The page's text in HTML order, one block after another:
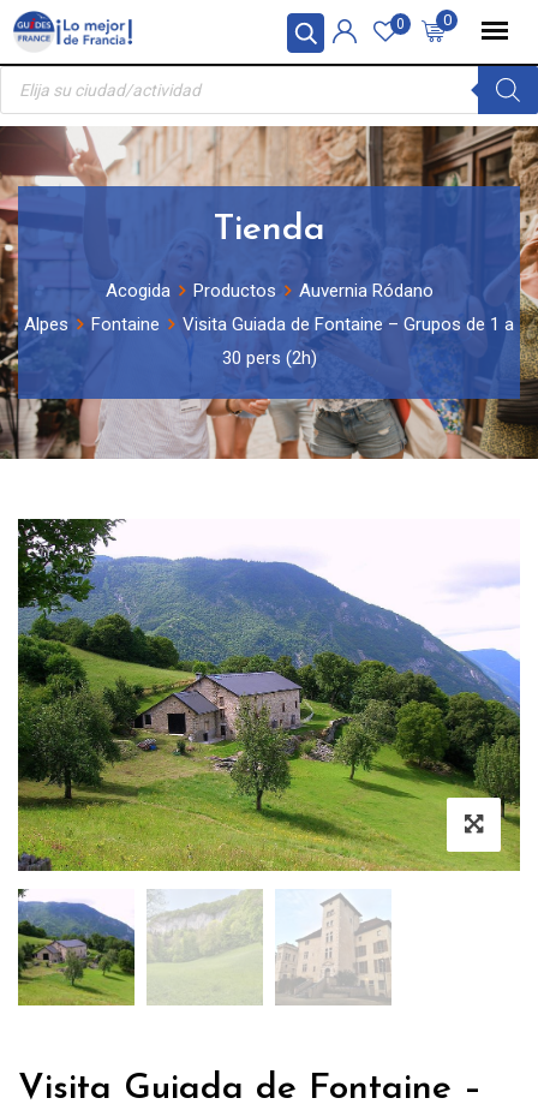
Panel de gestión de cookies
Skip
content
0
0
Búsqueda
productos
Tienda
Acogida Productos
Auvernia Ródano
Alpes
Fontaine
Visita Guiada de Fontaine – Grupos de 1 a
30 pers (2h)
Visita Guiada de Fontaine –